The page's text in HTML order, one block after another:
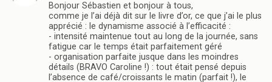
Bonjour Sébastien et bonjour à tous,
comme je l’ai déjà dit sur le livre d’or, ce que j’ai le plus
apprécié : le dynamisme associé à l’efficacité :
- intensité maintenue tout au long de la journée, sans
fatigue car le temps était parfaitement géré
- organisation parfaite jusque dans les moindres
détails (BRAVO Caroline !) : tout était pensé depuis
l’absence de café/croissants le matin (parfait !), le